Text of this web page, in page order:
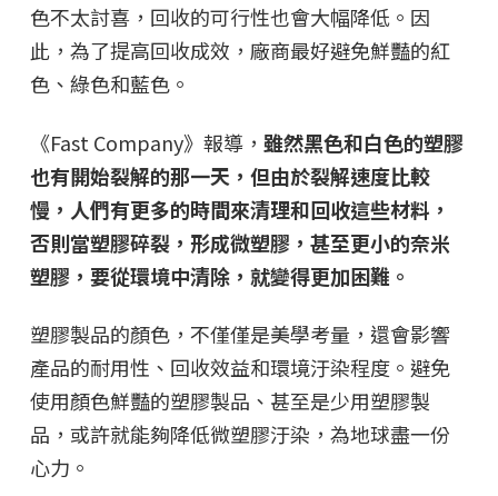
色不太討喜，回收的可行性也會大幅降低。因
此，為了提高回收成效，廠商最好避免鮮豔的紅
色、綠色和藍色。
《Fast Company》報導， 雖然黑色和白色的塑膠
也有開始裂解的那一天，但由於裂解速度比較
慢，人們有更多的時間來清理和回收這些材料，
否則當塑膠碎裂，形成微塑膠，甚至更小的奈米
塑膠，要從環境中清除，就變得更加困難。
塑膠製品的顏色，不僅僅是美學考量，還會影響
產品的耐用性、回收效益和環境汙染程度。避免
使用顏色鮮豔的塑膠製品、甚至是少用塑膠製
品，或許就能夠降低微塑膠汙染，為地球盡一份
心力。